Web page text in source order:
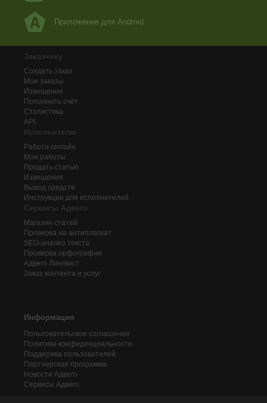
Приложение для Android
Заказчику
Создать заказ
Мои заказы
Извещения
Пополнить счёт
Статистика
API
Исполнителю
Работа онлайн
Мои работы
Продать статью
Извещения
Вывод средств
Инструкции для исполнителей
Сервисы Адвего
Магазин статей
Проверка на антиплагиат
SEO-анализ текста
Проверка орфографии
Адвего Лингвист
Заказ контента и услуг
Информация
Пользовательское соглашение
Политика конфиденциальности
Поддержка пользователей
Партнерская программа
Новости Адвего
Сервисы Адвего